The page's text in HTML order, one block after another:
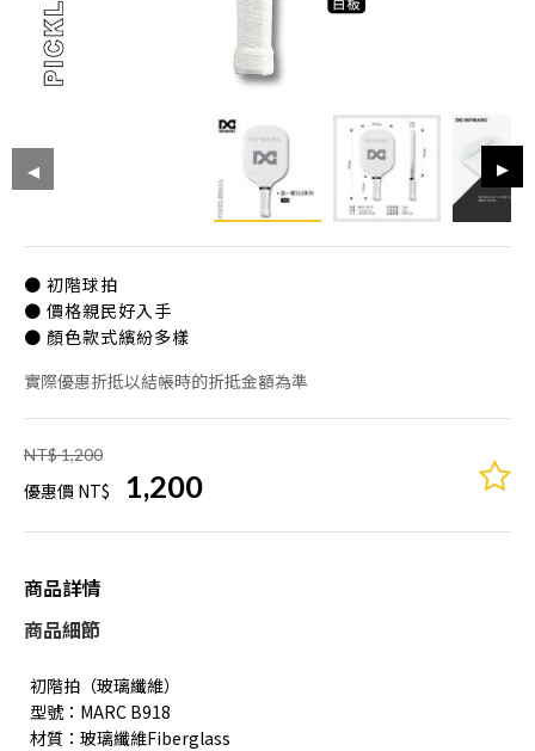
● 初階球拍
● 價格親民好入手
● 顏色款式繽紛多樣
實際優惠折抵以結帳時的折抵金額為準
NT$ 1,200
優惠價 NT$ 1,200
商品詳情
商品細節
初階拍（玻璃纖維）
型號：MARC B918
材質：玻璃纖維Fiberglass